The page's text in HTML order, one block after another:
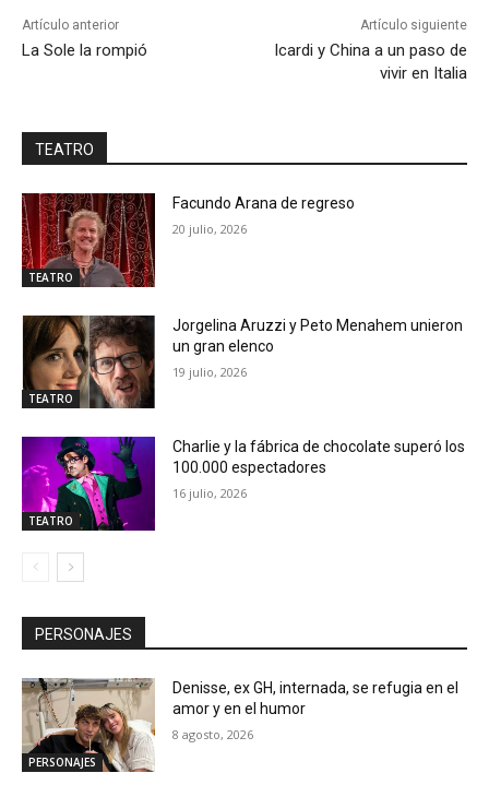
Artículo anterior
La Sole la rompió
Artículo siguiente
Icardi y China a un paso de
vivir en Italia
TEATRO
TEATRO
Facundo Arana de regreso
20 julio, 2026
TEATRO
Jorgelina Aruzzi y Peto Menahem unieron
un gran elenco
19 julio, 2026
TEATRO
Charlie y la fábrica de chocolate superó los
100.000 espectadores
16 julio, 2026
PERSONAJES
PERSONAJES
Denisse, ex GH, internada, se refugia en el
amor y en el humor
8 agosto, 2026